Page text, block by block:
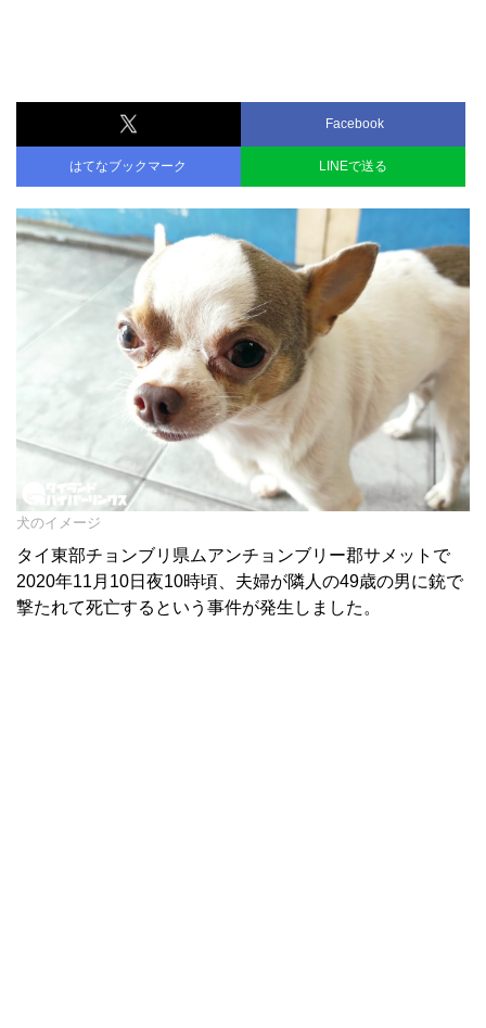
Facebook
はてなブックマーク LINEで送る
犬のイメージ
タイ東部チョンブリ県ムアンチョンブリー郡サメットで
2020年11月10日夜10時頃、夫婦が隣人の49歳の男に銃で
撃たれて死亡するという事件が発生しました。